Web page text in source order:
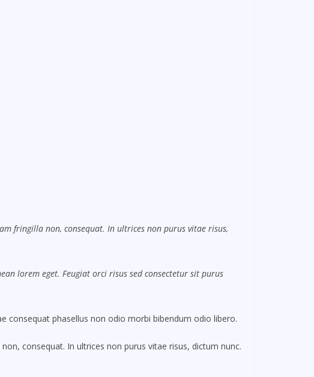
fringilla non, consequat. In ultrices non purus vitae risus,
lorem eget. Feugiat orci risus sed consectetur sit purus
consequat phasellus non odio morbi bibendum odio libero.
consequat. In ultrices non purus vitae risus, dictum nunc.